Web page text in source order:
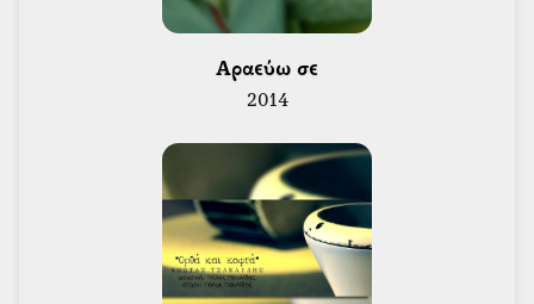
Αραεύω σε
2014